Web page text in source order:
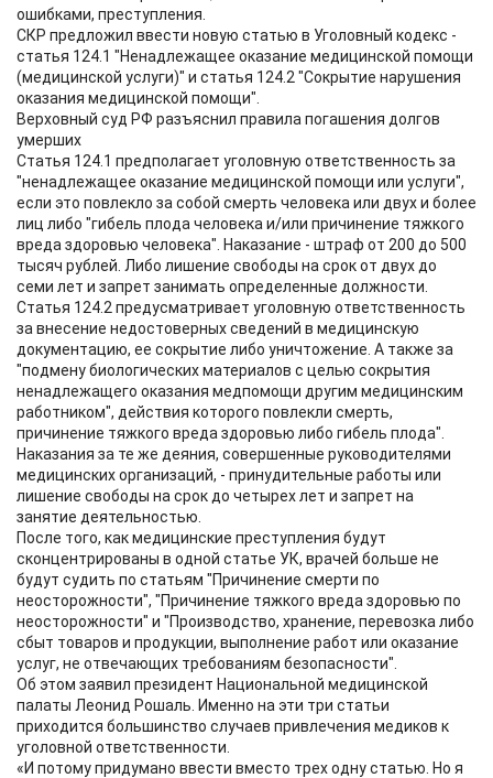
ошибками, преступления.
СКР предложил ввести новую статью в Уголовный кодекс -
статья 124.1 "Ненадлежащее оказание медицинской помощи
(медицинской услуги)" и статья 124.2 "Сокрытие нарушения
оказания медицинской помощи".
Верховный суд РФ разъяснил правила погашения долгов
умерших
Статья 124.1 предполагает уголовную ответственность за
"ненадлежащее оказание медицинской помощи или услуги",
если это повлекло за собой смерть человека или двух и более
лиц либо "гибель плода человека и/или причинение тяжкого
вреда здоровью человека". Наказание - штраф от 200 до 500
тысяч рублей. Либо лишение свободы на срок от двух до
семи лет и запрет занимать определенные должности.
Статья 124.2 предусматривает уголовную ответственность
за внесение недостоверных сведений в медицинскую
документацию, ее сокрытие либо уничтожение. А также за
"подмену биологических материалов с целью сокрытия
ненадлежащего оказания медпомощи другим медицинским
работником", действия которого повлекли смерть,
причинение тяжкого вреда здоровью либо гибель плода".
Наказания за те же деяния, совершенные руководителями
медицинских организаций, - принудительные работы или
лишение свободы на срок до четырех лет и запрет на
занятие деятельностью.
После того, как медицинские преступления будут
сконцентрированы в одной статье УК, врачей больше не
будут судить по статьям "Причинение смерти по
неосторожности", "Причинение тяжкого вреда здоровью по
неосторожности" и "Производство, хранение, перевозка либо
сбыт товаров и продукции, выполнение работ или оказание
услуг, не отвечающих требованиям безопасности".
Об этом заявил президент Национальной медицинской
палаты Леонид Рошаль. Именно на эти три статьи
приходится большинство случаев привлечения медиков к
уголовной ответственности.
«И потому придумано ввести вместо трех одну статью. Но я